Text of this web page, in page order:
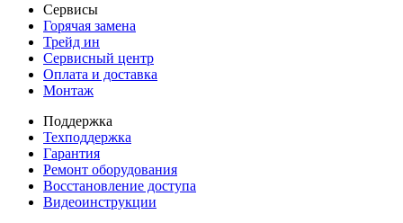
Сервисы
Горячая замена
Трейд ин
Сервисный центр
Оплата и доставка
Монтаж
Поддержка
Техподдержка
Гарантия
Ремонт оборудования
Восстановление доступа
Видеоинструкции